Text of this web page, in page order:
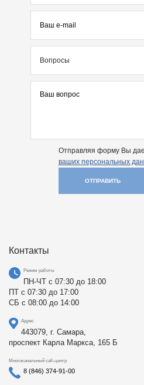
Вопросы
Отправляя форму Вы
ваших персональных
ОТПРАВИТЬ
Контакты
Режим работы
ПН-ЧТ с 07:30 до 18:00
ПТ с 07:30 до 17:00
СБ с 08:00 до 14:00
Адрес
443079, г. Самара,
проспект Карла Маркса, 165 Б
Многоканальный call-центр
8 (846) 374-91-00